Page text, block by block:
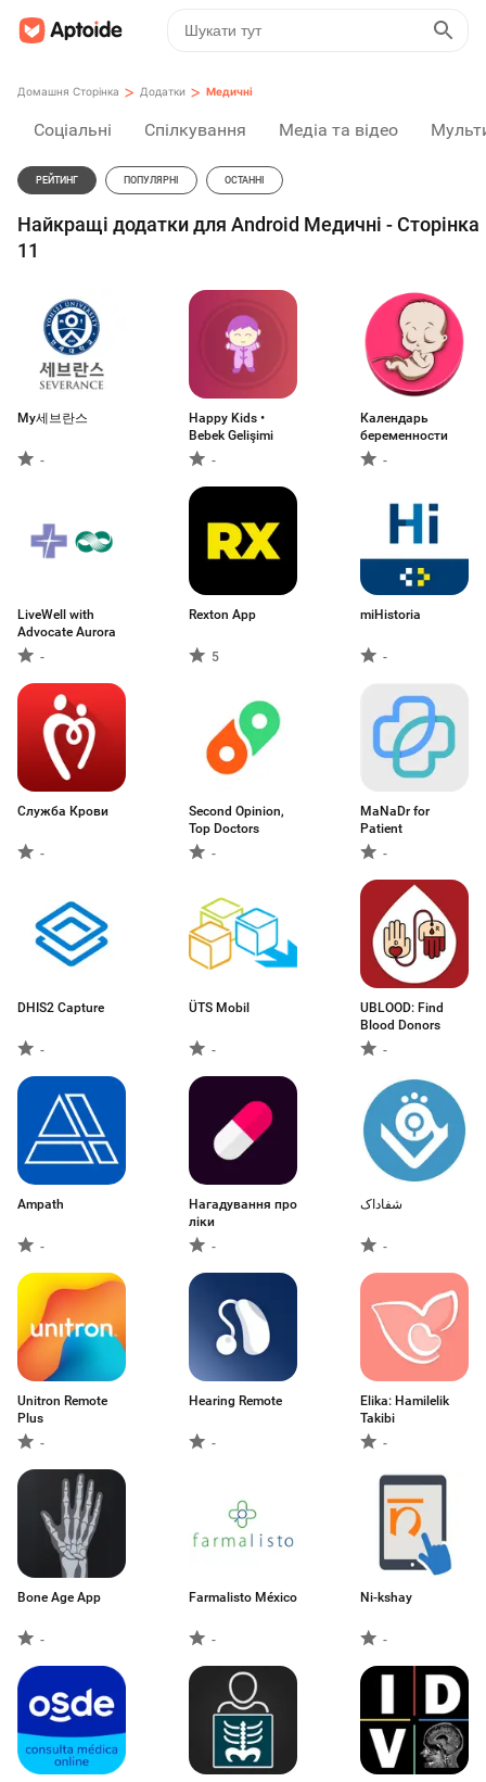
Домашня Сторінка > Додатки > Медичні
Соціальні Спілкування Медіа та відео
РЕЙТИНГ ПОПУЛЯРНІ ОСТАННІ
Найкращі додатки для Android Медичні - Сторінка
11
My세브란스
-
Happy Kids •
Bebek Gelişimi
-
Календарь
беременности
-
LiveWell with
Advocate Aurora
-
Rexton App
5
miHistoria
-
Служба Крови
-
Second Opinion,
Top Doctors
-
MaNaDr for
Patient
-
DHIS2 Capture
-
ÜTS Mobil
-
UBLOOD: Find
Blood Donors
-
Ampath
-
Нагадування про
ліки
-
شفاداک
-
Unitron Remote
Plus
-
Hearing Remote
-
Elika: Hamilelik
Takibi
-
Bone Age App
-
Farmalisto México
-
Ni-kshay
-